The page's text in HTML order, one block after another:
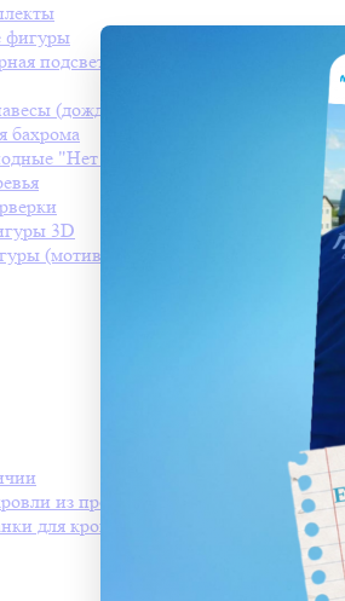
фигуры
подсветка
(дождь светодиодный)
бахрома
"Нет Лайт"
3D
(мотивы)
из профнастила
для кровли Покрофф